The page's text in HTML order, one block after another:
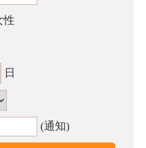
。
里之差，起于
。何事沈痾久，舍
》
性
日
(通知)